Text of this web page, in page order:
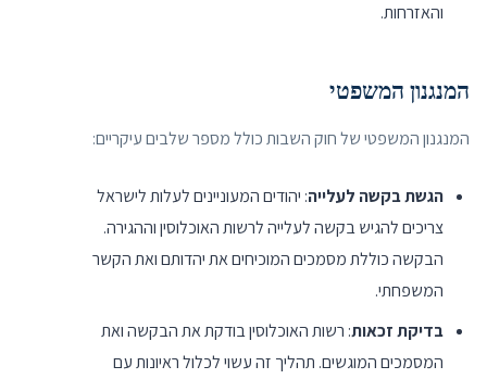
והאזרחות.
המנגנון המשפטי
המנגנון המשפטי של חוק השבות כולל מספר שלבים עיקריים:
הגשת בקשה לעלייה: יהודים המעוניינים לעלות לישראל
צריכים להגיש בקשה לעלייה לרשות האוכלוסין וההגירה.
הבקשה כוללת מסמכים המוכיחים את יהדותם ואת הקשר
המשפחתי.
בדיקת זכאות: רשות האוכלוסין בודקת את הבקשה ואת
המסמכים המוגשים. תהליך זה עשוי לכלול ראיונות עם